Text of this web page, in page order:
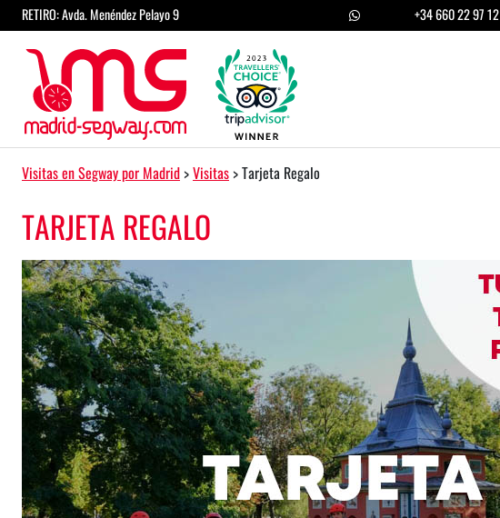
Saltar al contenido
RETIRO: Avda. Menéndez Pelayo 9 +34 660 22 97 12
Navegación principal
Visitas en Segway por Madrid >Visitas >Tarjeta Regalo
TARJETA REGALO